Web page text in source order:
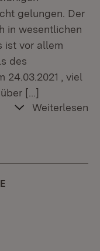
gelungen. Der
in wesentlichen
ist vor allem
des
24.03.2021 , viel
[…]
Weiterlesen